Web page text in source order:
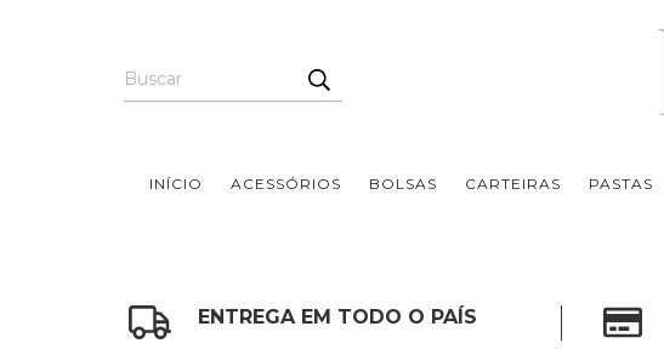
INÍCIO ACESSÓRIOS BOLSAS CARTEIRAS PASTAS
ENTREGA EM TODO O PAÍS